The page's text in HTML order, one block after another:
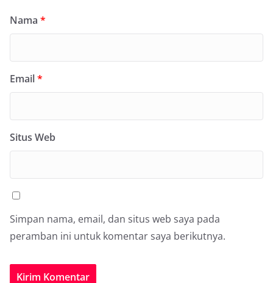
Nama *
Email*
Situs Web
Simpan nama, email, dan situs web saya pada
peramban ini untuk komentar saya berikutnya.